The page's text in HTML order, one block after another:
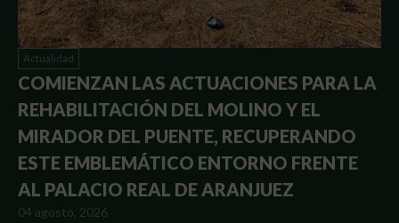
Actualidad
COMIENZAN LAS ACTUACIONES PARA LA
REHABILITACIÓN DEL MOLINO Y EL
MIRADOR DEL PUENTE, RECUPERANDO
ESTE EMBLEMÁTICO ENTORNO FRENTE
AL PALACIO REAL DE ARANJUEZ
04 agosto, 2026